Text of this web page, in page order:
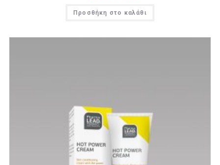
Προσθήκη στο καλάθι